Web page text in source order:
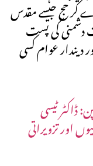
کر حج جیسے مقدس
دشمنی کی پست
عوام کسی
ڈاکٹر ٹیسی
اور تزویراتی